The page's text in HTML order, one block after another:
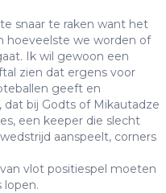
snaar te raken want het
hoeveelste we worden of
Ik wil gewoon een
zien dat ergens voor
geeft en
bij Godts of Mikautadze
een keeper die slecht
aanspeelt, corners
vlot positiespel moeten
lopen.